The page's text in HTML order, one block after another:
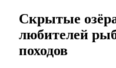
Скрытые
любителей
походов